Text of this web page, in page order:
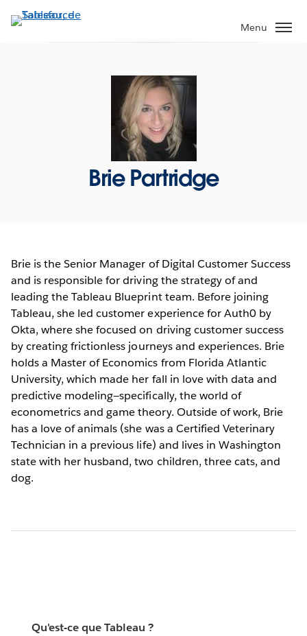
Aller
au
Menu
Brie Partridge
Brie is the Senior Manager of Digital Customer Success
and is responsible for driving the strategy of and
leading the Tableau Blueprint team. Before joining
Tableau, she led customer experience for Auth0 by
Okta, where she focused on driving customer success
by creating frictionless journeys and experiences. Brie
holds a Master of Economics from Florida Atlantic
University, which made her fall in love with data and
predictive modeling—specifically, the world of
econometrics and game theory. Outside of work, Brie
has a love of animals (she was a Certified Veterinary
Technician in a previous life) and lives in Washington
state with her husband, two children, three cats, and
dog.
Qu'est-ce que Tableau ?